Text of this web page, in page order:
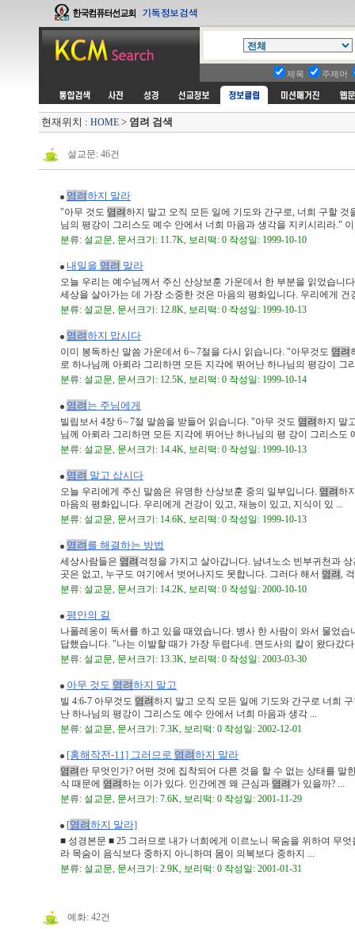
제목 주제어
현재위치 : HOME > 염려 검색
설교문: 46건
염려하지 말라
"아무 것도 염려하지 말고 오직 모든 일에 기도와 간구로, 너희 구할
님의 평강이 그리스도 예수 안에서 너희 마음과 생각을 지키시리라."
분류: 설교문, 문서크기: 11.7K, 보리떡: 0 작성일: 1999-10-10
내일을 염려 말라
오늘 우리는 예수님께서 주신 산상보훈 가운데서 한 부분을 읽었습니
세상을 살아가는 데 가장 소중한 것은 마음의 평화입니다. 우리에게 건
분류: 설교문, 문서크기: 12.8K, 보리떡: 0 작성일: 1999-10-13
염려하지 맙시다
이미 봉독하신 말씀 가운데서 6∼7절을 다시 읽습니다. "아무것도 염려
로 하나님께 아뢰라 그리하면 모든 지각에 뛰어난 하나님의 평강이 그
분류: 설교문, 문서크기: 12.5K, 보리떡: 0 작성일: 1999-10-14
염려 는 주님에게
빌립보서 4장 6∼7절 말씀을 받들어 읽습니다. "아무 것도 염려하지 말
님께 아뢰라 그리하면 모든 지각에 뛰어난 하나님의 평 강이 그리스도
분류: 설교문, 문서크기: 14.4K, 보리떡: 0 작성일: 1999-10-13
염려 말고 삽시다
오늘 우리에게 주신 말씀은 유명한 산상보훈 중의 일부입니다. 염려하
마음의 평화입니다. 우리에게 건강이 있고, 재능이 있고, 지식이 있 ...
분류: 설교문, 문서크기: 14.6K, 보리떡: 0 작성일: 1999-10-13
염려 를 해결하는 방법
세상사람들은 염려 걱정을 가지고 살아갑니다. 남녀노소 빈부귀천과
곳은 없고, 누구도 여기에서 벗어나지도 못합니다. 그러다 해서 염려,
분류: 설교문, 문서크기: 14.2K, 보리떡: 0 작성일: 2000-10-10
평안의 길
나폴레옹이 독서를 하고 있을 때였습니다. 병사 한 사람이 와서 물었
답했습니다. "나는 이발할 때가 가장 두렵다네. 면도사의 칼이 왔다갔다
분류: 설교문, 문서크기: 13.3K, 보리떡: 0 작성일: 2003-03-30
아무 것도 염려하지 말고
빌 4:6-7 아무것도 염려하지 말고 오직 모든 일에 기도와 간구로 너희
난 하나님의 평강이 그리스도 예수 안에서 너희 마음과 생각 ...
분류: 설교문, 문서크기: 7.3K, 보리떡: 0 작성일: 2002-12-01
[홍해작전-11] 그러므로 염려하지 말라
염려 란 무엇인가? 어떤 것에 집착되어 다른 것을 할 수 없는 상태를
식 때문에 염려하는 이가 있다. 인간에겐 왜 근심과 염려 가 있을까? ...
분류: 설교문, 문서크기: 7.6K, 보리떡: 0 작성일: 2001-11-29
[염려하지 말라]
■ 성경본문 ■ 25 그러므로 내가 너희에게 이르노니 목숨을 위하여 무
라 목숨이 음식보다 중하지 아니하며 몸이 의복보다 중하지 ...
분류: 설교문, 문서크기: 2.9K, 보리떡: 0 작성일: 2001-01-31
예화: 42건